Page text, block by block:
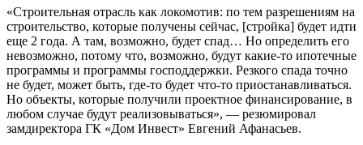
«Строительная отрасль как локомотив: по тем разрешениям на
строительство, которые получены сейчас, [стройка] будет идти
еще 2 года. А там, возможно, будет спад… Но определить его
невозможно, потому что, возможно, будут какие-то ипотечные
программы и программы господдержки. Резкого спада точно
не будет, может быть, где-то будет что-то приостанавливаться.
Но объекты, которые получили проектное финансирование, в
любом случае будут реализовываться», — резюмировал
замдиректора ГК «Дом Инвест» Евгений Афанасьев.